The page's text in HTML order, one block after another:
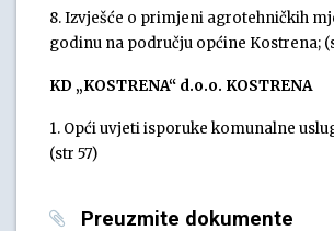
8. Izvješće o primjeni agrotehničkih
godinu na području općine Kostrena;
KD „KOSTRENA“ d.o.o. KOSTRENA
1. Opći uvjeti isporuke komunalne
(str 57)
Preuzmite dokumente